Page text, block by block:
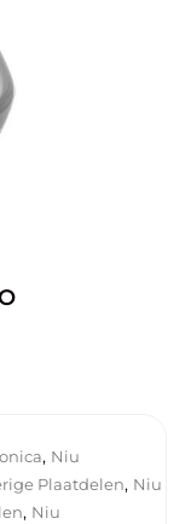
, Niu
Plaatdelen, Niu
, Niu